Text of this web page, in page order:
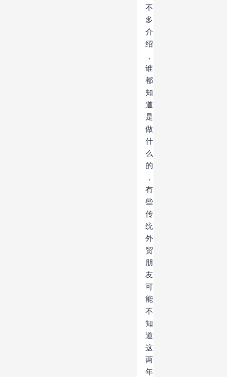
不
多
介
绍
，
谁
都
知
道
是
做
什
么
的
，
有
些
传
统
外
贸
朋
友
可
能
不
知
道
这
两
年